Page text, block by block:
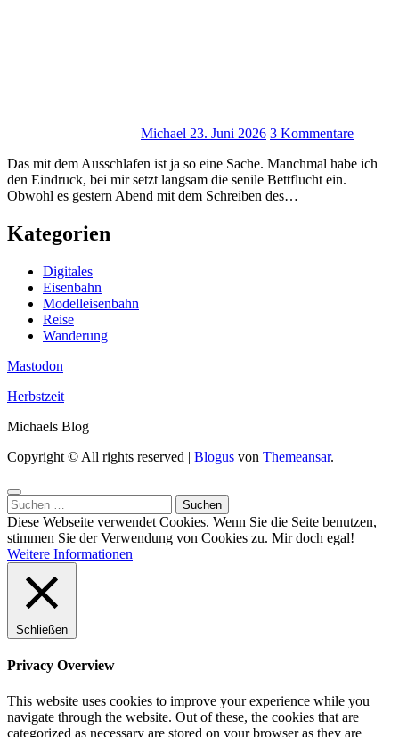
Michael 23. Juni 2026 3 Kommentare
Das mit dem Ausschlafen ist ja so eine Sache. Manchmal habe ich
den Eindruck, bei mir setzt langsam die senile Bettflucht ein.
Obwohl es gestern Abend mit dem Schreiben des…
Kategorien
Digitales
Eisenbahn
Modelleisenbahn
Reise
Wanderung
Mastodon
Herbstzeit
Michaels Blog
Copyright © All rights reserved | Blogus von Themeansar.
Suchen
nach:
Diese Webseite verwendet Cookies. Wenn Sie die Seite benutzen,
stimmen Sie der Verwendung von Cookies zu. Mir doch egal!
Weitere Informationen
Schließen
Privacy Overview
This website uses cookies to improve your experience while you
navigate through the website. Out of these, the cookies that are
categorized as necessary are stored on your browser as they are